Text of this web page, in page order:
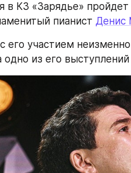
в КЗ «Зарядье»
пианист Денис
его участием
одно из его